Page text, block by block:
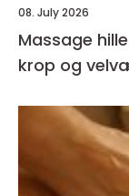
08. July 2026
Massage
krop og